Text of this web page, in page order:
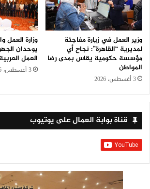
وزير العمل في زيارة مفاجئة
لمديرية “القاهرة”: نجاح أي
مؤسسة حكومية يقاس بمدى رضا
المواطن
3 أغسطس، 2026
وزارة العمل
يوحدان
العمل العربية
3 أغسطس، 2026
قناة بوابة العمال على يوتيوب